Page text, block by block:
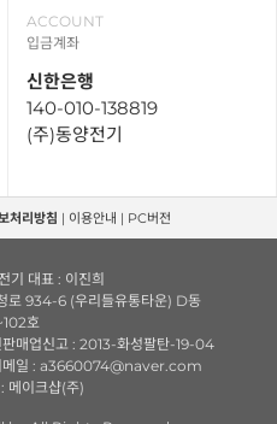
ACCOUNT
입금계좌
신한은행
140-010-138819
(주)동양전기
처리방침 | 이용안내 | PC버전
기 대표 : 이진희
로 934-6 (우리들유통타운) D동
호
매업신고 : 2013-화성팔탄-19-04
메일 : a3660074@naver.com
메이크샵(주)